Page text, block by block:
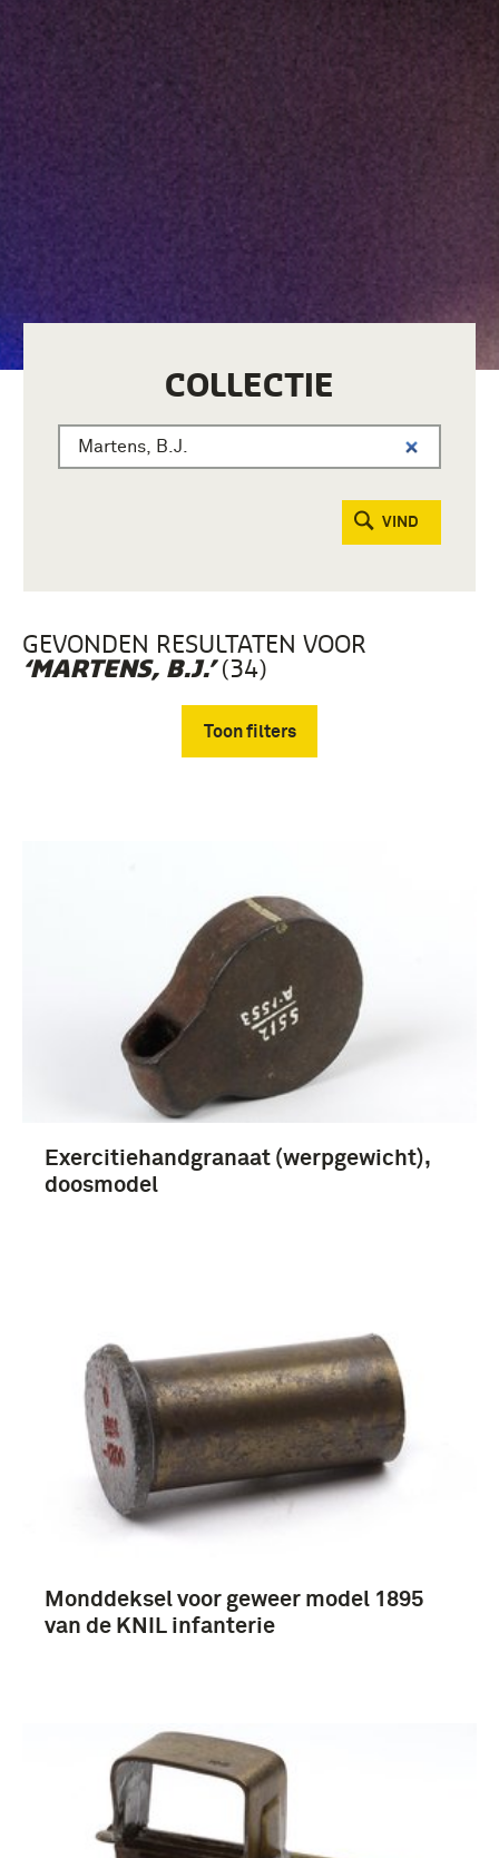
COLLECTIE
VIND
GEVONDEN RESULTATEN VOOR
‘MARTENS, B.J.’(34)
Toon filters
artikel (4)
boek, literatuur (4)
infanterie (8)
Koninklijk Nederlands-Indisch Leger (1830-1950)
Nederland (9)
Exercitiehandgranaat (werpgewicht),
doosmodel
Monddeksel voor geweer model 1895
van de KNIL infanterie